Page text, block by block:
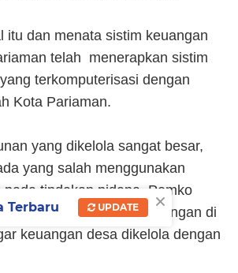
itu dan menata sistim keuangan
telah menerapkan sistim
terkomputerisasi dengan
Kota Pariaman.
yang dikelola sangat besar,
yang salah menggunakan
pada tindakan pidana. Pemko
menyediakan sistem keuangan di
keuangan desa dikelola dengan
×
Terbaru UPDATE